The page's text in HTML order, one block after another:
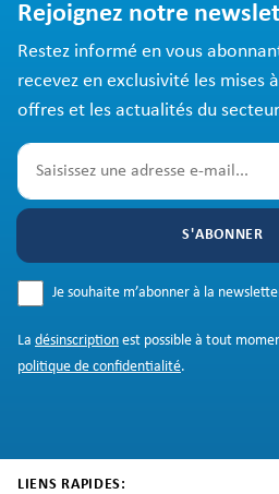
Rejoignez notre
Restez informé en vous
recevez en exclusivité les mises
offres et les actualités du
S'ABONNER
Je souhaite m’abonner à la
La désinscription est possible à tout
politique de confidentialité.
LIENS RAPIDES: